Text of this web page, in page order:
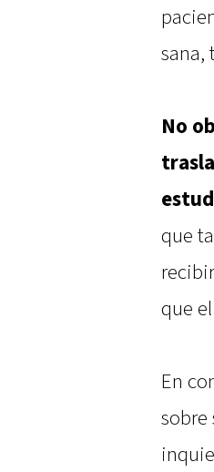
sana,
No
que
que
En
sobre